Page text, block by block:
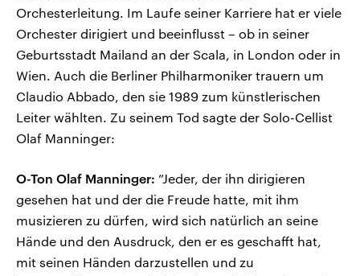
Orchesterleitung. Im Laufe seiner Karriere hat er viele
Orchester dirigiert und beeinflusst – ob in seiner
Geburtsstadt Mailand an der Scala, in London oder in
Wien. Auch die Berliner Philharmoniker trauern um
Claudio Abbado, den sie 1989 zum künstlerischen
Leiter wählten. Zu seinem Tod sagte der Solo-Cellist
Olaf Manninger:
O-Ton Olaf Manninger: ”Jeder, der ihn dirigieren
gesehen hat und der die Freude hatte, mit ihm
musizieren zu dürfen, wird sich natürlich an seine
Hände und den Ausdruck, den er es geschafft hat,
mit seinen Händen darzustellen und zu